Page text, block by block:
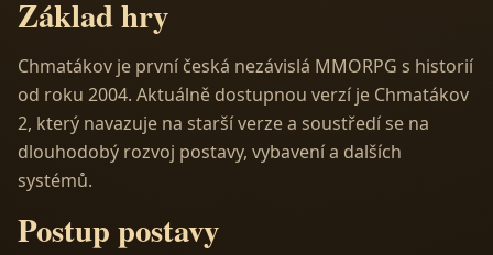
Základ hry
Chmatákov je první česká nezávislá MMORPG s historií
od roku 2004. Aktuálně dostupnou verzí je Chmatákov
2, který navazuje na starší verze a soustředí se na
dlouhodobý rozvoj postavy, vybavení a dalších
systémů.
Postup postavy